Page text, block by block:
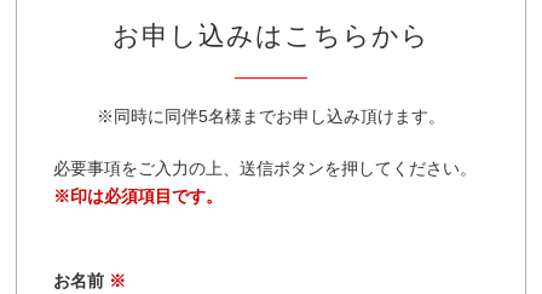
お申し込みはこちらから
※同時に同伴5名様までお申し込み頂けます。
必要事項をご入力の上、送信ボタンを押してください。
※印は必須項目です。
お名前 ※